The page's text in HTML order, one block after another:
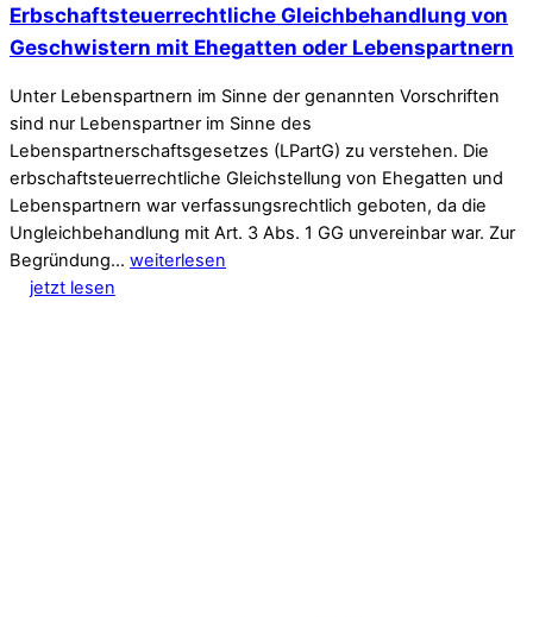
Erbschaftsteuerrechtliche Gleichbehandlung von
Geschwistern mit Ehegatten oder Lebenspartnern
Unter Lebenspartnern im Sinne der genannten Vorschriften
sind nur Lebenspartner im Sinne des
Lebenspartnerschaftsgesetzes (LPartG) zu verstehen. Die
erbschaftsteuerrechtliche Gleichstellung von Ehegatten und
Lebenspartnern war verfassungsrechtlich geboten, da die
Ungleichbehandlung mit Art. 3 Abs. 1 GG unvereinbar war. Zur
Begründung… weiterlesen
jetzt lesen